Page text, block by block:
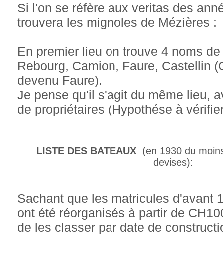
Si l'on se réfère aux veritas des
trouvera les mignoles de Mézières :
En premier lieu on trouve 4 noms de
Rebourg, Camion, Faure, Castellin
devenu Faure).
Je pense qu'il s'agit du même lieu,
de propriétaires (Hypothése à
LISTE DES BATEAUX (en 1930 du
devises):
Sachant que les matricules d'avant
ont été réorganisés à partir de
de les classer par date de